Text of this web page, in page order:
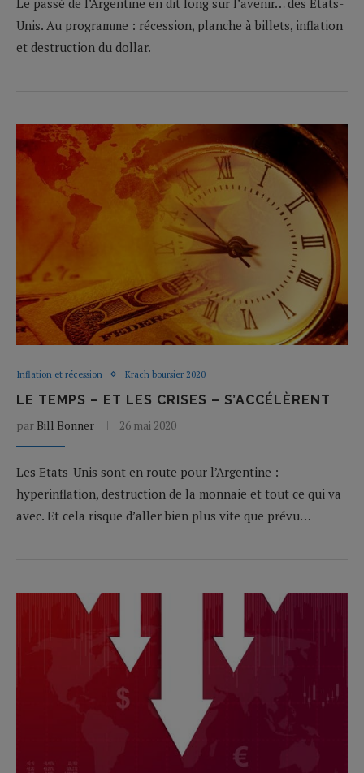
Unis. Au programme : récession, planche à billets, inflation
et destruction du dollar.
Inflation et récession Krach boursier 2020
LE TEMPS – ET LES CRISES – S’ACCÉLÈRENT
par Bill Bonner 26 mai 2020
Les Etats-Unis sont en route pour l’Argentine :
hyperinflation, destruction de la monnaie et tout ce qui va
avec. Et cela risque d’aller bien plus vite que prévu…